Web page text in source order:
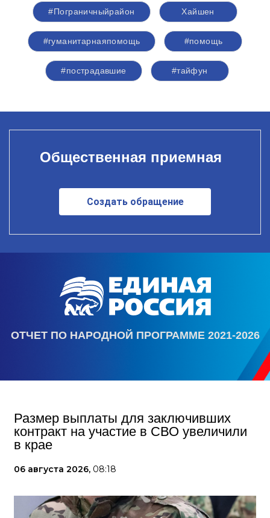
#Пограничныйрайон Хайшен
#гуманитарнаяпомощь #помощь
#пострадавшие #тайфун
Общественная приемная
Создать обращение
ОТЧЕТ ПО НАРОДНОЙ ПРОГРАММЕ 2021-2026
Размер выплаты для заключивших
контракт на участие в СВО увеличили
в крае
06 августа 2026, 08:18